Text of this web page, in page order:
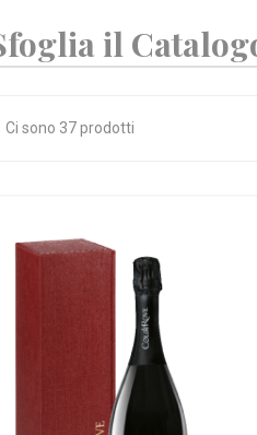
il
Ci sono 37 prodotti